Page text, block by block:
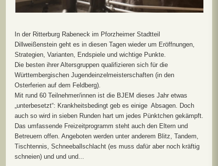
In der Ritterburg Rabeneck im Pforzheimer Stadtteil
Dillweißenstein geht es in diesen Tagen wieder um Eröffnungen,
Strategien, Varianten, Endspiele und wichtige Punkte.
Die besten ihrer Altersgruppen qualifizieren sich für die
Württembergischen Jugendeinzelmeisterschaften (in den
Osterferien auf dem Feldberg).
Mit rund 60 Teilnehmer/innen ist die BJEM dieses Jahr etwas
„unterbesetzt“: Krankheitsbedingt geb es einige Absagen. Doch
auch so wird in sieben Runden hart um jedes Pünktchen gekämpft.
Das umfassende Freizeitprogramm steht auch den Eltern und
Betreuern offen. Angeboten werden unter anderem Blitz, Tandem,
Tischtennis, Schneeballschlacht (es muss dafür aber noch kräftig
schneien) und und und...